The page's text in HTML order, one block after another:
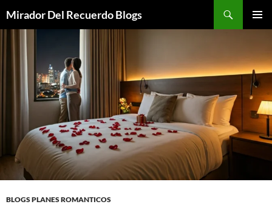
contenido
Mirador Del Recuerdo Blogs
BLOGS PLANES ROMANTICOS